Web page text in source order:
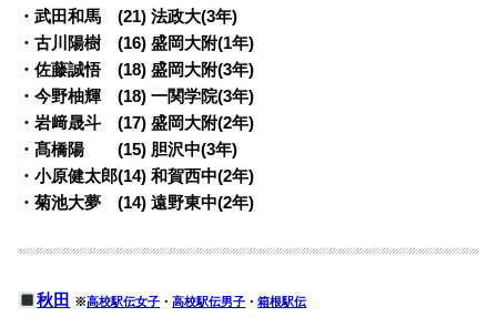
・武田和馬 (21) 法政大(3年)
・古川陽樹 (16) 盛岡大附(1年)
・佐藤誠悟 (18) 盛岡大附(3年)
・今野柚輝 (18) 一関学院(3年)
・岩﨑晟斗 (17) 盛岡大附(2年)
・髙橋陽 (15) 胆沢中(3年)
・小原健太郎(14) 和賀西中(2年)
・菊池大夢 (14) 遠野東中(2年)
秋田 ※高校駅伝女子 ・高校駅伝男子 ・箱根駅伝